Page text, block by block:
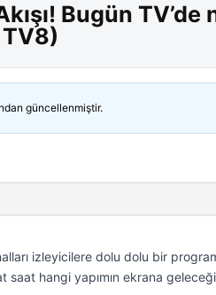
Bugün TV’de
TV8)
güncellenmiştir.
izleyicilere dolu dolu bir
hangi yapımın ekrana geleceği